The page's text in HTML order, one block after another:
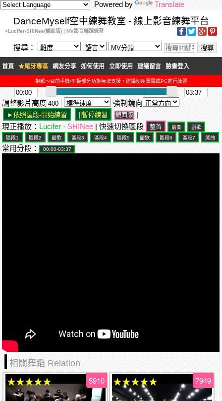
Powered by Translate
DanceMyself空中練舞教室 - 線上影音練舞平台
>Lucifer-SHINee(鏡面版) | MV影音舞蹈練習
搜尋：
首頁 ★尾牙專區 網友分享 如何使用 立即使用 建議留言 臉書登入
抱歉～目前手機/平板部分功能無法支援，建議使用筆電或PC進行練習
調整影片高度 強制鏡向
鏡面版 |
現正播放： Lucifer - SHINee | 快速切換區段
常用分段：
相關舞蹈 Relation
5910
★★★★★ 7949
★★★★★